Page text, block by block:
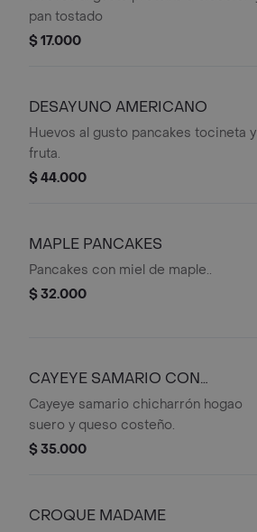
pan tostado
$ 17.000
DESAYUNO AMERICANO
Huevos al gusto pancakes tocineta y
fruta.
$ 44.000
MAPLE PANCAKES
Pancakes con miel de maple..
$ 32.000
CAYEYE SAMARIO CON
CHICHARRÓN
Cayeye samario chicharrón hogao
suero y queso costeño.
$ 35.000
CROQUE MADAME